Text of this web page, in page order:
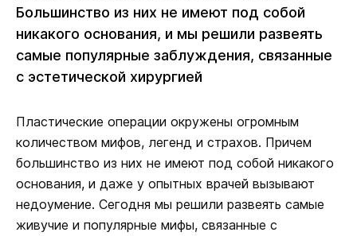
Большинство из них не имеют под собой
никакого основания, и мы решили развеять
самые популярные заблуждения, связанные
с эстетической хирургией
Пластические операции окружены огромным
количеством мифов, легенд и страхов. Причем
большинство из них не имеют под собой никакого
основания, и даже у опытных врачей вызывают
недоумение. Сегодня мы решили развеять самые
живучие и популярные мифы, связанные с